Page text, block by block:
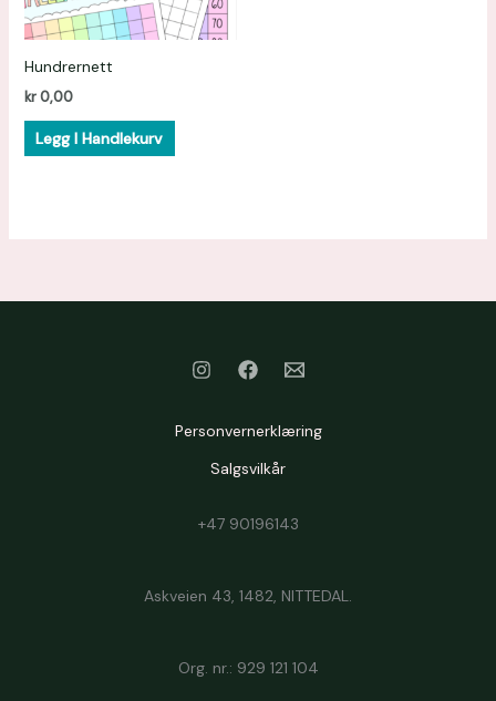
Hundrernett
kr0,00
Legg I Handlekurv
Personvernerklæring
Salgsvilkår
+47 90196143
Askveien 43, 1482, NITTEDAL.
Org. nr.: 929 121 104